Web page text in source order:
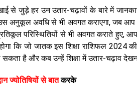
से जुड़े हर उन उतार-चढ़ावों के बारे में
अनुकूल अवधि से भी अवगत कराएगा, जब आप
परिस्थितियों से भी अवगत कराते हुए,
कि जो जातक इस शिक्षा राशिफल 2024
सकता है और कब उन्हें शिक्षा में उतार-चढ़ाव
ज्योतिषियों से बातकरके